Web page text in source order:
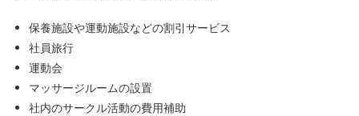
保養施設や運動施設などの割引サービス
社員旅行
運動会
マッサージルームの設置
社内のサークル活動の費用補助